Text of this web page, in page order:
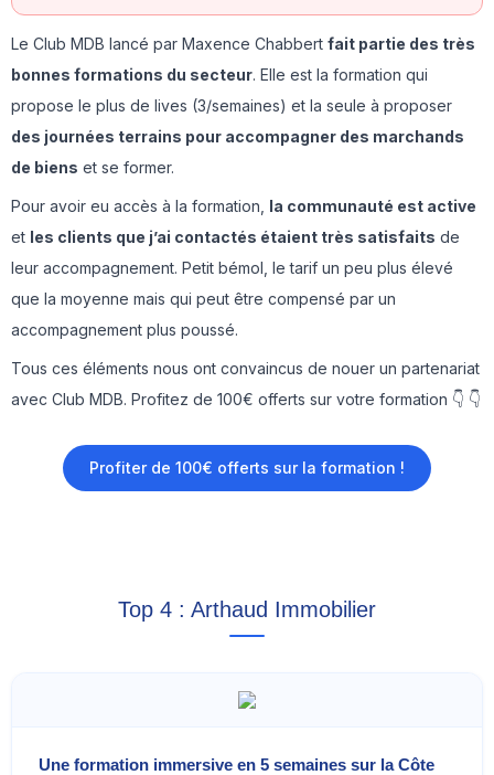
Le Club MDB lancé par Maxence Chabbert fait partie des très
bonnes formations du secteur. Elle est la formation qui
propose le plus de lives (3/semaines) et la seule à proposer
des journées terrains pour accompagner des marchands
de biens et se former.
Pour avoir eu accès à la formation, la communauté est active
et les clients que j’ai contactés étaient très satisfaits de
leur accompagnement. Petit bémol, le tarif un peu plus élevé
que la moyenne mais qui peut être compensé par un
accompagnement plus poussé.
Tous ces éléments nous ont convaincus de nouer un partenariat
avec Club MDB. Profitez de 100€ offerts sur votre formation 👇 👇
Profiter de 100€ offerts sur la formation !
Top 4 : Arthaud Immobilier
Une formation immersive en 5 semaines sur la Côte